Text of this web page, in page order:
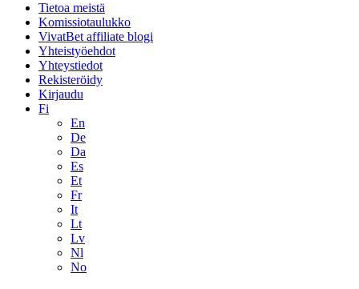
Tietoa meistä
Komissiotaulukko
VivatBet affiliate blogi
Yhteistyöehdot
Yhteystiedot
Rekisteröidy
Kirjaudu
Fi
En
De
Da
Es
Et
Fr
It
Lt
Lv
Nl
No